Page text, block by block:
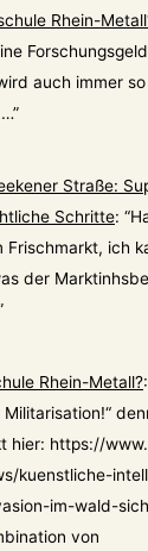
Rhein-
auch immer
”
Straße:
Schritte: “
Frischmarkt, ich
der
Rhein-Metall?
hier: https://
kuenstliche-
im-wald-
von